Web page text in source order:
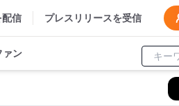
配信 プレスリリースを受信
ァン